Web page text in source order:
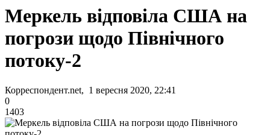
Меркель відповіла США на
погрози щодо Північного
потоку-2
Корреспондент.net, 1 вересня 2020, 22:41
0
1403